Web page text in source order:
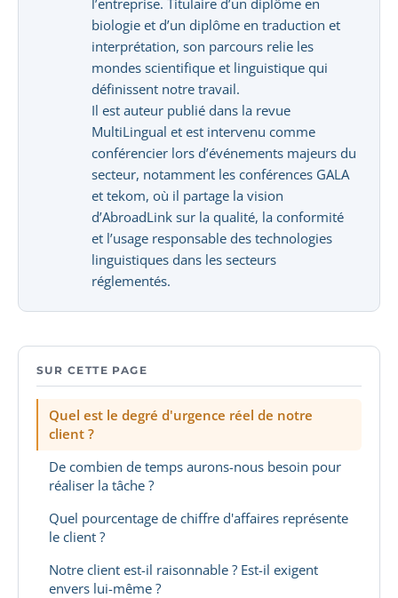
l’entreprise. Titulaire d’un diplôme en
biologie et d’un diplôme en traduction et
interprétation, son parcours relie les
mondes scientifique et linguistique qui
définissent notre travail.
Il est auteur publié dans la revue
MultiLingual et est intervenu comme
conférencier lors d’événements majeurs du
secteur, notamment les conférences GALA
et tekom, où il partage la vision
d’AbroadLink sur la qualité, la conformité
et l’usage responsable des technologies
linguistiques dans les secteurs
réglementés.
SUR CETTE PAGE
Quel est le degré d'urgence réel de notre
client ?
De combien de temps aurons-nous besoin pour
réaliser la tâche ?
Quel pourcentage de chiffre d'affaires représente
le client ?
Notre client est-il raisonnable ? Est-il exigent
envers lui-même ?